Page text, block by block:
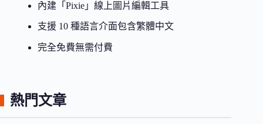
內建「Pixie」線上圖片編輯工具
支援 10 種語言介面包含繁體中文
完全免費無需付費
熱門文章